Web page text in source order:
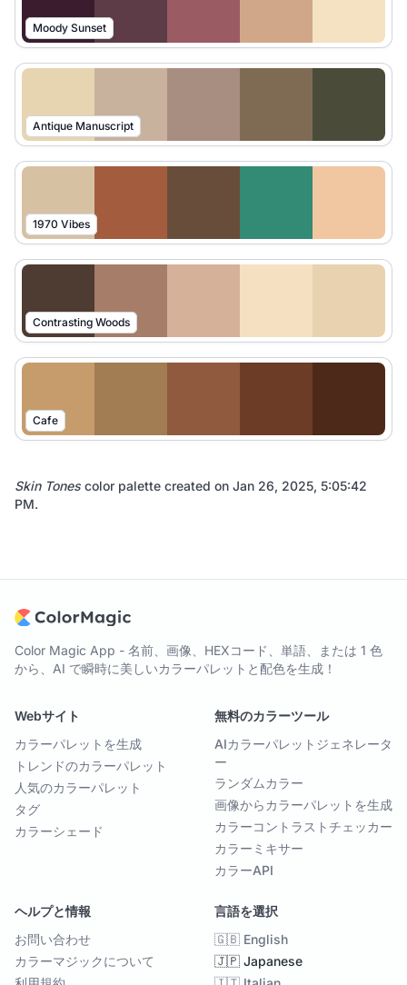
Moody Sunset
Antique Manuscript
1970 Vibes
Contrasting Woods
Cafe
Skin Tones color palette created on Jan 26, 2025, 5:05:42
PM.
Color Magic App - 名前、画像、HEXコード、単語、または 1 色
から、AI で瞬時に美しいカラーパレットと配色を生成！
Webサイト
カラーパレットを生成
トレンドのカラーパレット
人気のカラーパレット
タグ
カラーシェード
無料のカラーツール
AIカラーパレットジェネレータ
ー
ランダムカラー
画像からカラーパレットを生成
カラーコントラストチェッカー
カラーミキサー
カラーAPI
ヘルプと情報
お問い合わせ
カラーマジックについて
言語を選択
🇬🇧 English
🇯🇵 Japanese